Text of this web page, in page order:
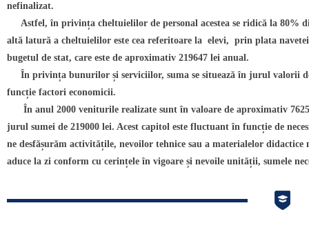
nefinalizat.
Astfel, în privința cheltuielilor de personal acestea se ridică la 80%
altă latură a cheltuielilor este cea referitoare la elevi, prin plata
bugetul de stat, care este de aproximativ 219647 lei anual.
În privința bunurilor și serviciilor, suma se situează în jurul valorii de
funcție factori economicii.
În anul 2000 veniturile realizate sunt în valoare de aproximativ
jurul sumei de 219000 lei. Acest capitol este fluctuant în funcție de
ne desfășurăm activitățile, nevoilor tehnice sau a materialelor
aduce la zi conform cu cerințele în vigoare și nevoile unității, sumele